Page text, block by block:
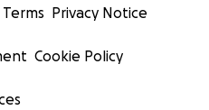
Terms Privacy Notice
Cookie Policy